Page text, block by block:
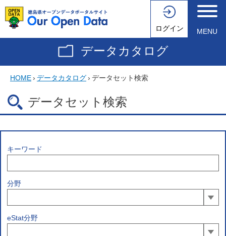
ログイン MENU
データカタログ
HOME› データカタログ› データセット検索
データセット検索
キーワード
分野
eStat分野